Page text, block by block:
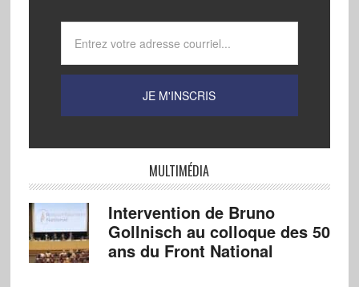
MULTIMÉDIA
Intervention de Bruno
Gollnisch au colloque des 50
ans du Front National